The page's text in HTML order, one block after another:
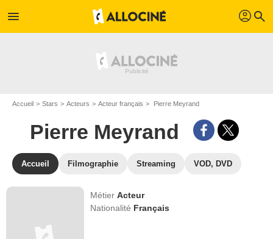
menu profil search
Accueil Stars Acteurs Acteur français Pierre Meyrand
Pierre Meyrand
Accueil Filmographie Streaming VOD, DVD
MétierActeur
Nationalité Français